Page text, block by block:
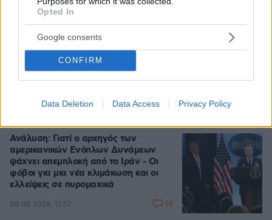
Opted In
Google consents
CONFIRM
Data Deletion Data Access Privacy Policy
Τι έγραφαν οι ξένοι ανταποκριτές σε
τηλεγραφήματά τους από τη Μικρά
Ασία το 1921
Ανάλυση: Γιατί ο αρχηγός των
αμερικανικών Ενόπλων Δυνάμεων
ψάχνει απεμπλοκή από το Ιράν - Οι
φόβοι για μια νέα κλιμάκωση και οι
ελλείψεις σε πυρομαχικά
08.08.2026, 17:57 14